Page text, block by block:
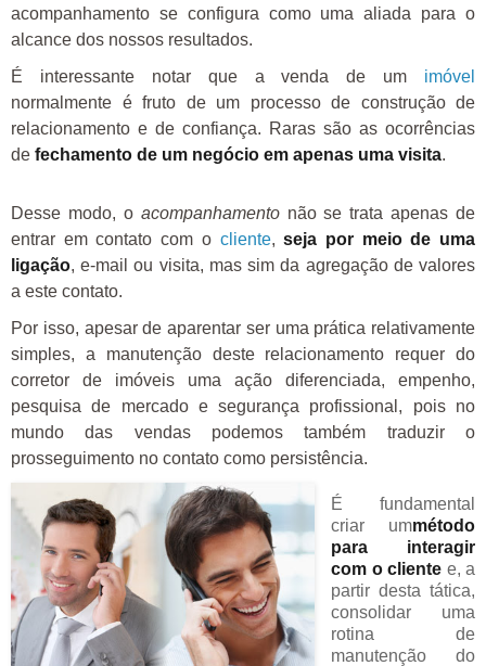
acompanhamento se configura como uma aliada para o
alcance dos nossos resultados.
É interessante notar que a venda de um imóvel
normalmente é fruto de um processo de construção de
relacionamento e de confiança. Raras são as ocorrências
de fechamento de um negócio em apenas uma visita.
Desse modo, o acompanhamentonão se trata apenas de
entrar em contato com o cliente,seja por meio de uma
ligação, e-mail ou visita, mas sim da agregação de valores
a este contato.
Por isso, apesar de aparentar ser uma prática relativamente
simples, a manutenção deste relacionamento requer do
corretor de imóveis uma ação diferenciada, empenho,
pesquisa de mercado e segurança profissional, pois no
mundo das vendas podemos também traduzir o
prosseguimento no contato como persistência.
É fundamental
criar ummétodo
para interagir
com o cliente e, a
partir desta tática,
consolidar uma
rotina de
manutenção do